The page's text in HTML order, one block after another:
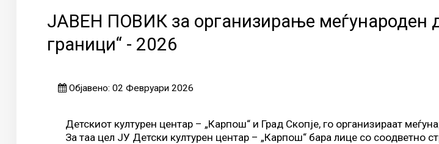
ЈАВЕН ПОВИК за организирање меѓународен
граници“ - 2026
Објавено: 02 Февруари 2026
Детскиот културен центар – „Карпош“ и Град Скопје, го организираат
За таа цел ЈУ Детски културен центар – „Карпош“ бара лице со соодветно